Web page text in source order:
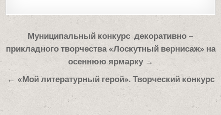
Навигация
по
записям
Муниципальный конкурс декоративно –
прикладного творчества «Лоскутный вернисаж» на
осеннюю ярмарку →
← «Мой литературный герой». Творческий конкурс